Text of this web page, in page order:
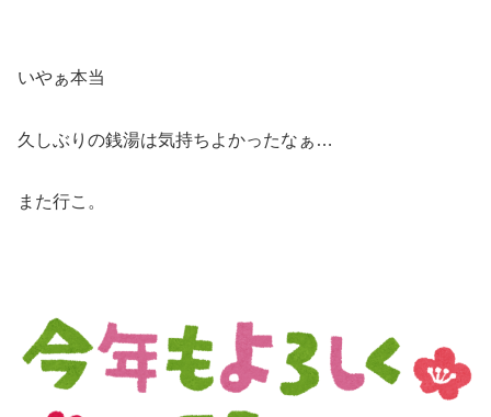
いやぁ本当
久しぶりの銭湯は気持ちよかったなぁ…
また行こ。